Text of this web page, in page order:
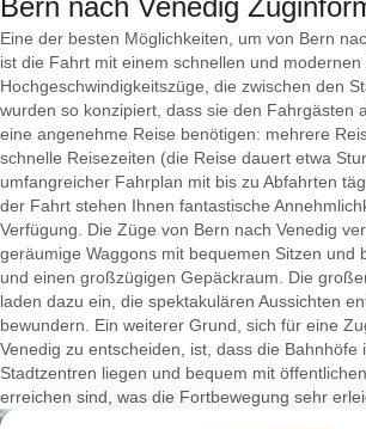
Bern nach Venedig
Eine der besten Möglichkeiten, um von Bern
ist die Fahrt mit einem schnellen und modernen
Hochgeschwindigkeitszüge, die zwischen den
wurden so konzipiert, dass sie den Fahrgästen
eine angenehme Reise benötigen: mehrere
schnelle Reisezeiten (die Reise dauert etwa
umfangreicher Fahrplan mit bis zu Abfahrten
der Fahrt stehen Ihnen fantastische
Verfügung. Die Züge von Bern nach Venedig
geräumige Waggons mit bequemen Sitzen und
und einen großzügigen Gepäckraum. Die
laden dazu ein, die spektakulären Aussichten
bewundern. Ein weiterer Grund, sich für eine
Venedig zu entscheiden, ist, dass die Bahnhöfe
Stadtzentren liegen und bequem mit
erreichen sind, was die Fortbewegung sehr